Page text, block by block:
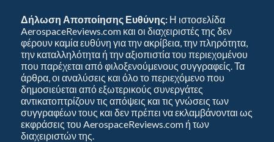
Δήλωση Αποποίησης Ευθύνης: Η ιστοσελίδα
AerospaceReviews.com και οι διαχειριστές της δεν
φέρουν καμία ευθύνη για την ακρίβεια, την πληρότητα,
την καταλληλότητα ή την αξιοπιστία του περιεχομένου
που παρέχεται από φιλοξενούμενους συγγραφείς. Τα
άρθρα, οι αναλύσεις και όλο το περιεχόμενο που
δημοσιεύεται από εξωτερικούς συνεργάτες
αντικατοπτρίζουν τις απόψεις και τις γνώσεις των
συγγραφέων τους και δεν πρέπει να εκλαμβάνονται ως
εκφράσεις του AerospaceReviews.com ή των
διαχειριστών της.